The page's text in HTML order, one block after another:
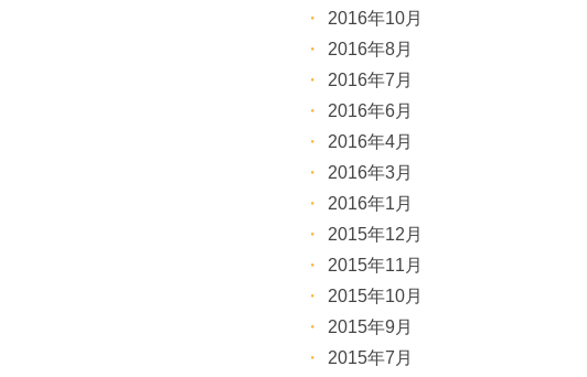
2016年10月
2016年8月
2016年7月
2016年6月
2016年4月
2016年3月
2016年1月
2015年12月
2015年11月
2015年10月
2015年9月
2015年7月